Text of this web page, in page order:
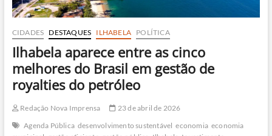
CIDADES DESTAQUES ILHABELA POLÍTICA
Ilhabela aparece entre as cinco
melhores do Brasil em gestão de
royalties do petróleo
Redação Nova Imprensa
23 de abril de 2026
Agenda Pública desenvolvimento sustentável economia economia